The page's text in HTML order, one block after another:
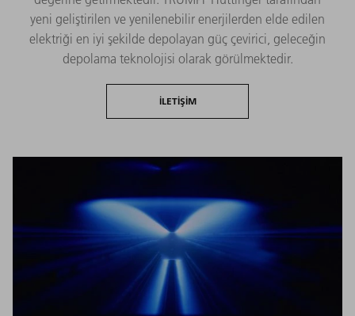
yeni geliştirilen ve yenilenebilir enerjilerden elde edilen
elektriği en iyi şekilde depolayan güç çevirici, geleceğin
depolama teknolojisi olarak görülmektedir.
İLETIŞIM